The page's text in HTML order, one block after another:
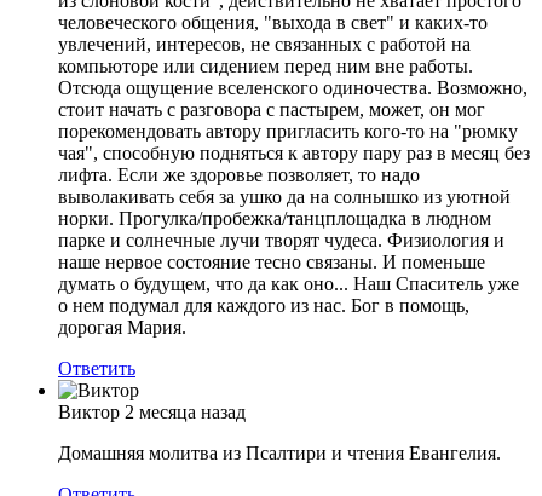
человеческого общения, "выхода в свет" и каких-то
увлечений, интересов, не связанных с работой на
компьюторе или сидением перед ним вне работы.
Отсюда ощущение вселенского одиночества. Возможно,
стоит начать с разговора с пастырем, может, он мог
порекомендовать автору пригласить кого-то на "рюмку
чая", способную подняться к автору пару раз в месяц без
лифта. Если же здоровье позволяет, то надо
выволакивать себя за ушко да на солнышко из уютной
норки. Прогулка/пробежка/танцплощадка в людном
парке и солнечные лучи творят чудеса. Физиология и
наше нервое состояние тесно связаны. И поменьше
думать о будущем, что да как оно... Наш Спаситель уже
о нем подумал для каждого из нас. Бог в помощь,
дорогая Мария.
Ответить
Виктор 2 месяца назад
Домашняя молитва из Псалтири и чтения Евангелия.